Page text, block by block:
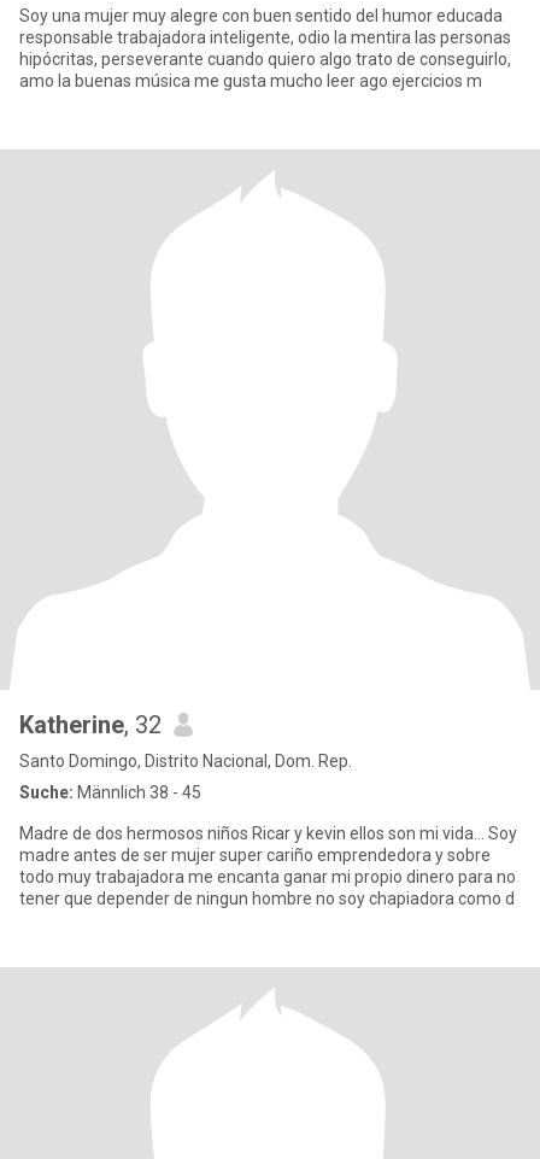
Soy una mujer muy alegre con buen sentido del humor educada
responsable trabajadora inteligente, odio la mentira las personas
hipócritas, perseverante cuando quiero algo trato de conseguirlo,
amo la buenas música me gusta mucho leer ago ejercicios m
Katherine, 32
Santo Domingo, Distrito Nacional, Dom. Rep.
Suche: Männlich 38 - 45
Madre de dos hermosos niños Ricar y kevin ellos son mi vida... Soy
madre antes de ser mujer super cariño emprendedora y sobre
todo muy trabajadora me encanta ganar mi propio dinero para no
tener que depender de ningun hombre no soy chapiadora como d